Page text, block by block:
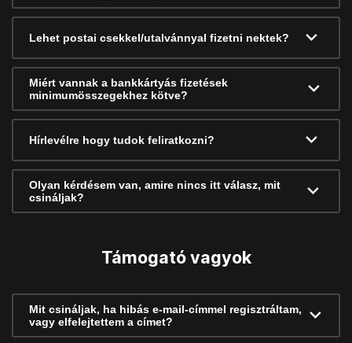
Lehet postai csekkel/utalvánnyal fizetni nektek?
Miért vannak a bankkártyás fizetések
minimumösszegekhez kötve?
Hírlevélre hogy tudok feliratkozni?
Olyan kérdésem van, amire nincs itt válasz, mit
csináljak?
Támogató vagyok
Mit csináljak, ha hibás e-mail-címmel regisztráltam,
vagy elfelejtettem a címet?